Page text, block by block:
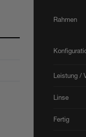
Rahmen
Leistung /
Linse
Fertig